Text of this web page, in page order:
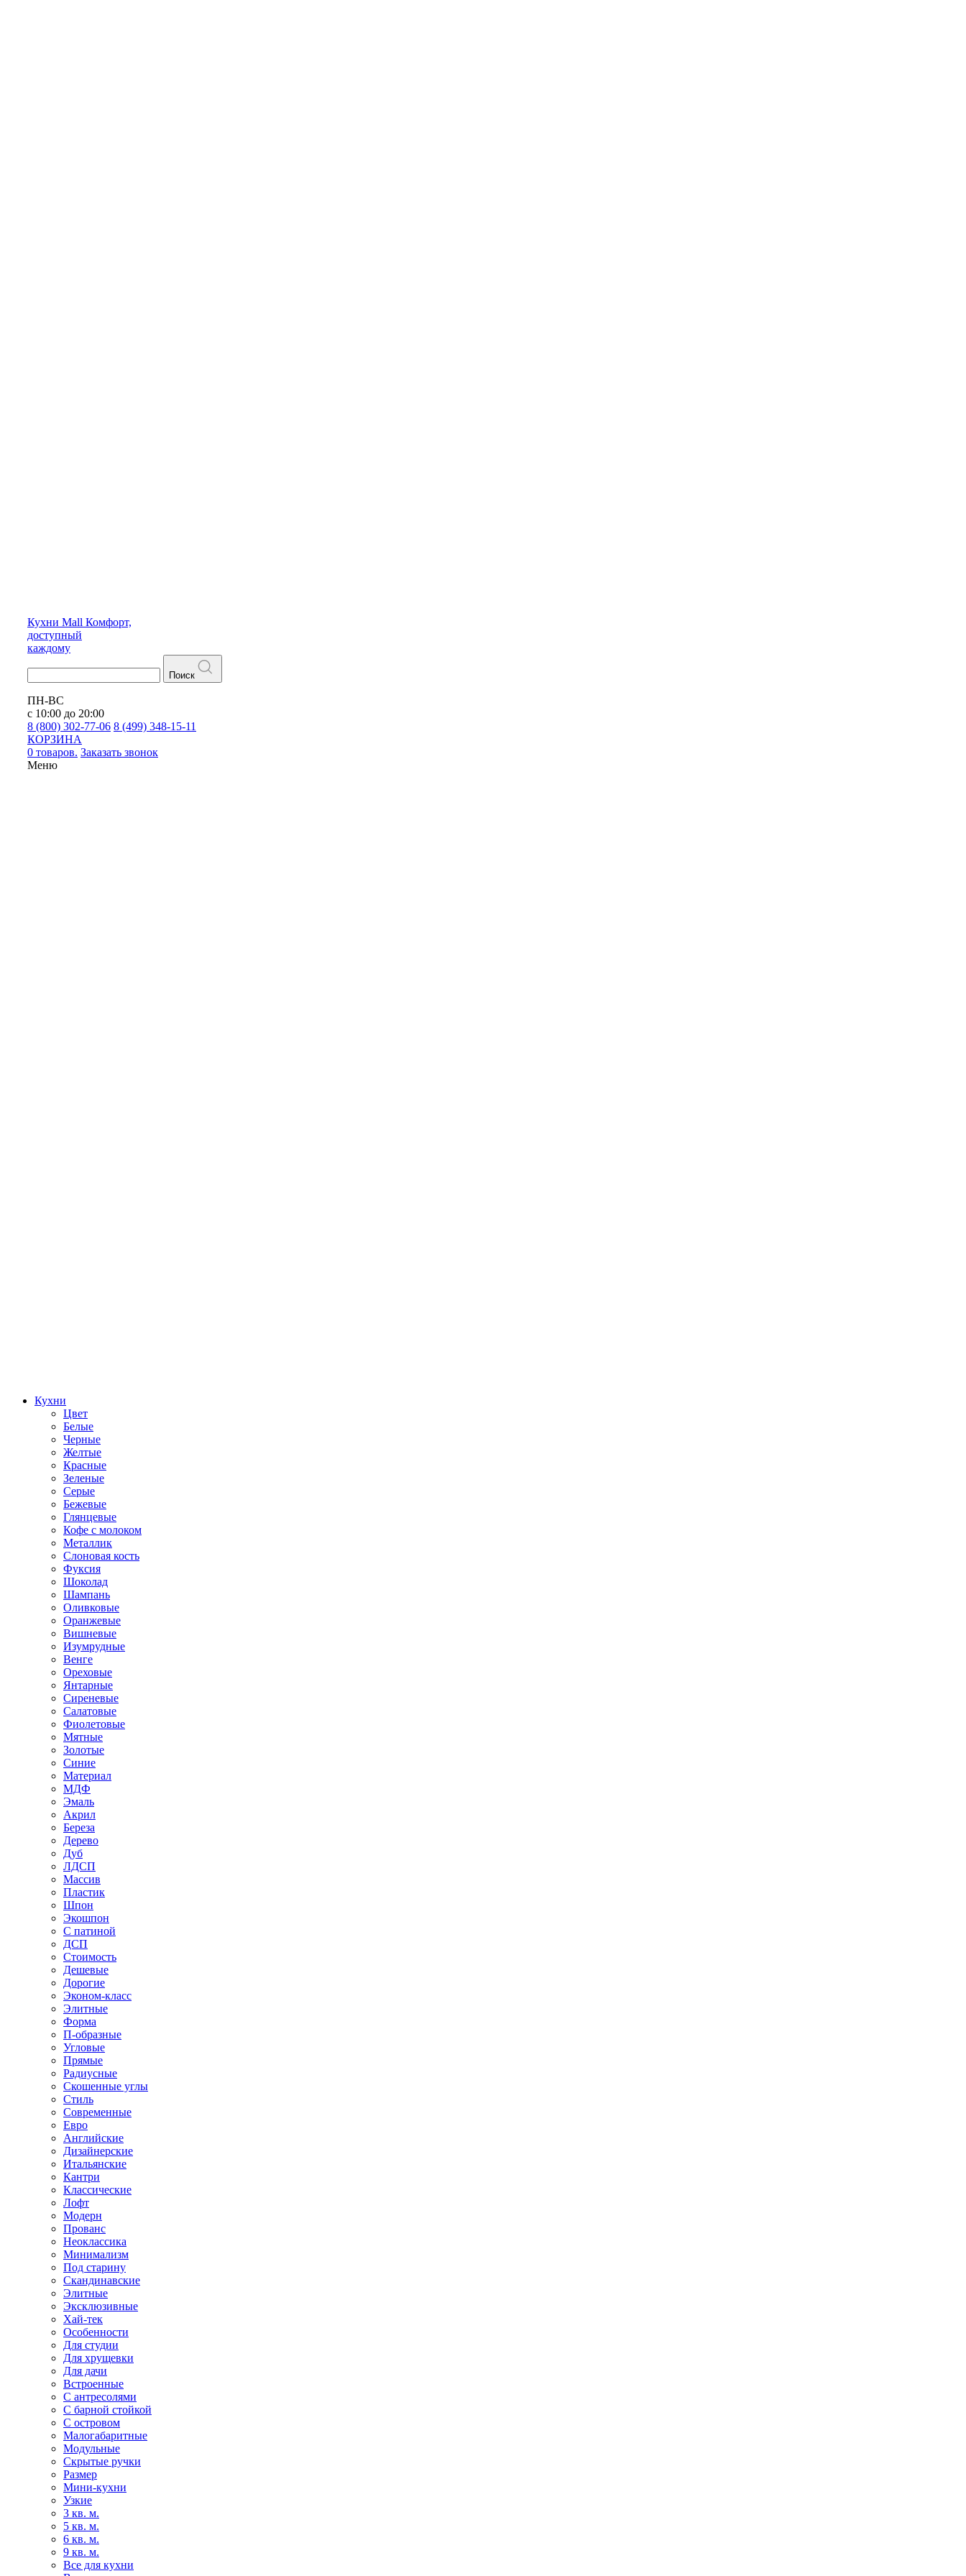
Кухни Mall Комфорт,
доступный
каждому
Поиск
ПН-ВС
с 10:00 до 20:00
8 (800) 302-77-06 8 (499) 348-15-11
КОРЗИНА
0 товаров. Заказать звонок
Меню
Кухни
Цвет
Белые
Черные
Желтые
Красные
Зеленые
Серые
Бежевые
Глянцевые
Кофе с молоком
Металлик
Слоновая кость
Фуксия
Шоколад
Шампань
Оливковые
Оранжевые
Вишневые
Изумрудные
Венге
Ореховые
Янтарные
Сиреневые
Салатовые
Фиолетовые
Мятные
Золотые
Синие
Материал
МДФ
Эмаль
Акрил
Береза
Дерево
Дуб
ЛДСП
Массив
Пластик
Шпон
Экошпон
С патиной
ДСП
Стоимость
Дешевые
Дорогие
Эконом-класс
Элитные
Форма
П-образные
Угловые
Прямые
Радиусные
Скошенные углы
Стиль
Современные
Евро
Английские
Дизайнерские
Итальянские
Кантри
Классические
Лофт
Модерн
Прованс
Неоклассика
Минимализм
Под старину
Скандинавские
Элитные
Эксклюзивные
Хай-тек
Особенности
Для студии
Для хрущевки
Для дачи
Встроенные
С антресолями
С барной стойкой
С островом
Малогабаритные
Модульные
Скрытые ручки
Размер
Мини-кухни
Узкие
3 кв. м.
5 кв. м.
6 кв. м.
9 кв. м.
Все для кухни